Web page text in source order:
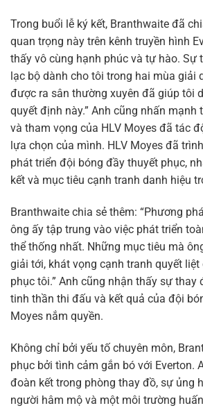
Trong buổi lễ ký kết, Branthwaite đã
quan trọng này trên kênh truyền hình
thấy vô cùng hạnh phúc và tự hào. Sự
lạc bộ dành cho tôi trong hai mùa giải
được ra sân thường xuyên đã giúp tôi
quyết định này.” Anh cũng nhấn
và tham vọng của HLV Moyes đã tác
lựa chọn của mình. HLV Moyes đã
phát triển đội bóng đầy thuyết phục,
kết và mục tiêu cạnh tranh danh hiệu
Branthwaite chia sẻ thêm: “Phương
ông ấy tập trung vào việc phát triển
thể thống nhất. Những mục tiêu mà
giải tới, khát vọng cạnh tranh quyết
phục tôi.” Anh cũng nhận thấy sự thay
tinh thần thi đấu và kết quả của đội
Moyes nắm quyền.
Không chỉ bởi yếu tố chuyên môn,
phục bởi tình cảm gắn bó với Everton.
đoàn kết trong phòng thay đồ, sự ủng
người hâm mộ và một môi trường